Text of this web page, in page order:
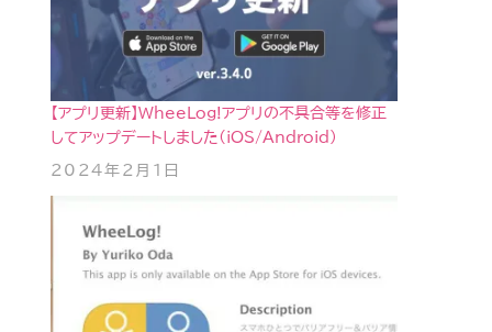
【アプリ更新】WheeLog!アプリの不具合等を修正
してアップデートしました(iOS/Android)
2024年2月1日